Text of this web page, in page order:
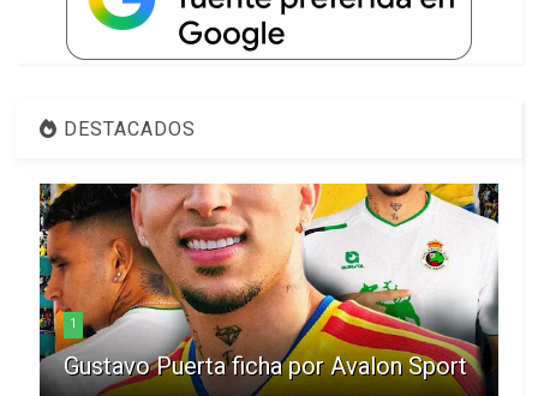
DESTACADOS
1
Gustavo Puerta ficha por Avalon Sport